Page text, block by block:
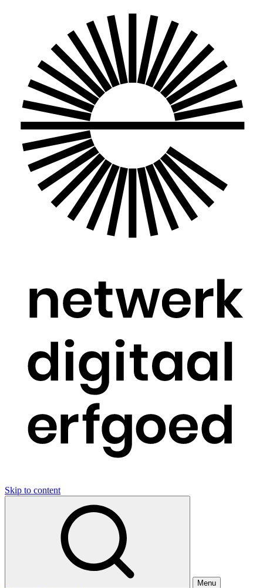
Skip to content
Menu